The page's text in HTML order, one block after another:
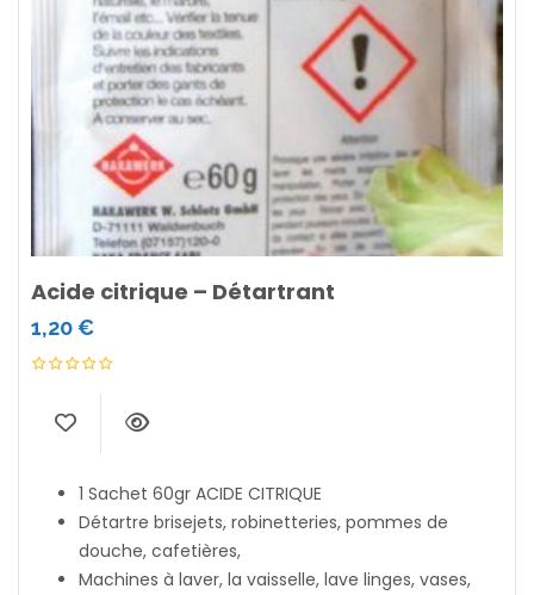
Acide citrique – Détartrant
1,20€
1 Sachet 60gr ACIDE CITRIQUE
Détartre brisejets, robinetteries, pommes de
douche, cafetières,
Machines à laver, la vaisselle, lave linges, vases,